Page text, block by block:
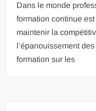
Dans le monde
formation continue
maintenir la
l’épanouissement
formation sur les